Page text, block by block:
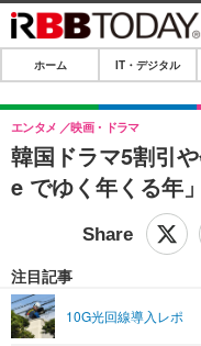
ホーム
IT・デジタル
IT・デジタルTOP
ネタ
ショッピング
SPEED TEST
エンタメTOP
ライフTOP
リリース一覧
ホーム IT・デジタル
韓国ドラマ5割引
e でゆく年くる年
エンタメ 映画・ドラマ
注目記事
10G光回線導入レポ